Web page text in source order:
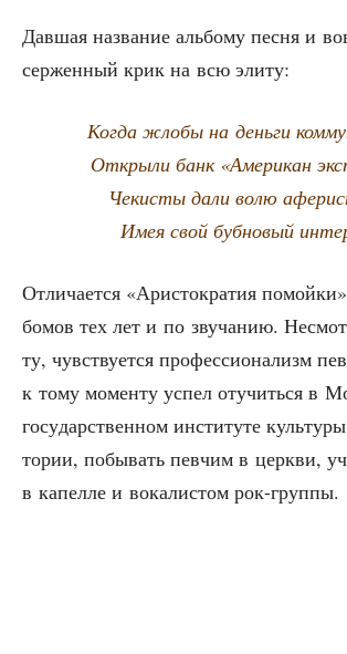
Дав­шая назва­ние аль­бо­му пес­ня и
сер­жен­ный крик на всю элиту:
Когда жло­бы на день­ги
Откры­ли банк «Аме­ри­кан
Чеки­сты дали волю
Имея свой буб­но­вый
Отли­ча­ет­ся «Ари­сто­кра­тия
бо­мов тех лет и по зву­ча­нию.
ту, чув­ству­ет­ся про­фес­си­о­на­лизм
к тому момен­ту успел отучить­ся в
госу­дар­ствен­ном инсти­ту­те
то­рии, побы­вать пев­чим в церк­ви,
в капел­ле и вока­ли­стом рок-группы.